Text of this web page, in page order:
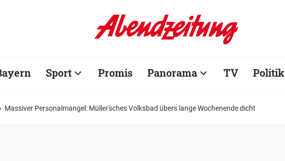
Sport Promis Panorama TV Politik
Massiver Personalmangel: Müller'sches Volksbad übers lange Wochenende dicht